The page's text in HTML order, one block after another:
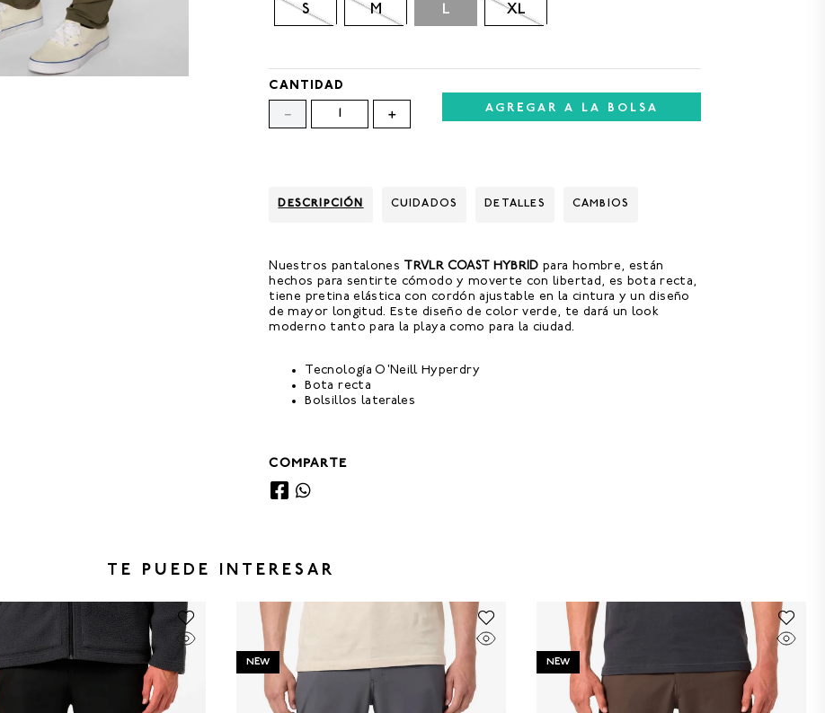
S M L XL
CANTIDAD
＋
－ AGREGAR A LA BOLSA
DESCRIPCIÓN CUIDADOS DETALLES CAMBIOS
Nuestros pantalones TRVLR COAST HYBRID para hombre, están
hechos para sentirte cómodo y moverte con libertad, es bota recta,
tiene pretina elástica con cordón ajustable en la cintura y un diseño
de mayor longitud. Este diseño de color verde, te dará un look
moderno tanto para la playa como para la ciudad.
Tecnología O'Neill Hyperdry
Bota recta
Bolsillos laterales
COMPARTE
TE PUEDE INTERESAR
NEW NEW